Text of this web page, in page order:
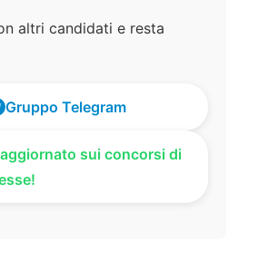
altri candidati e resta
Gruppo Telegram
aggiornato sui concorsi di